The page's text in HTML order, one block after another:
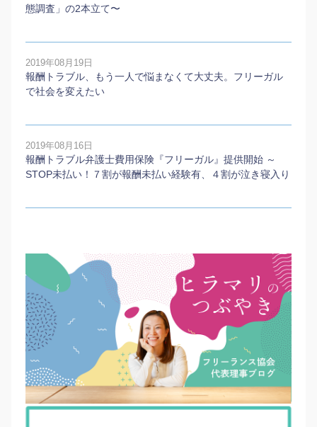
態調査」の2本⽴て〜
2019年08月19日
報酬トラブル、もう一人で悩まなくて大丈夫。フリーガル
で社会を変えたい
2019年08月16日
報酬トラブル弁護士費用保険『フリーガル』提供開始 ～
STOP未払い！７割が報酬未払い経験有、４割が泣き寝入り